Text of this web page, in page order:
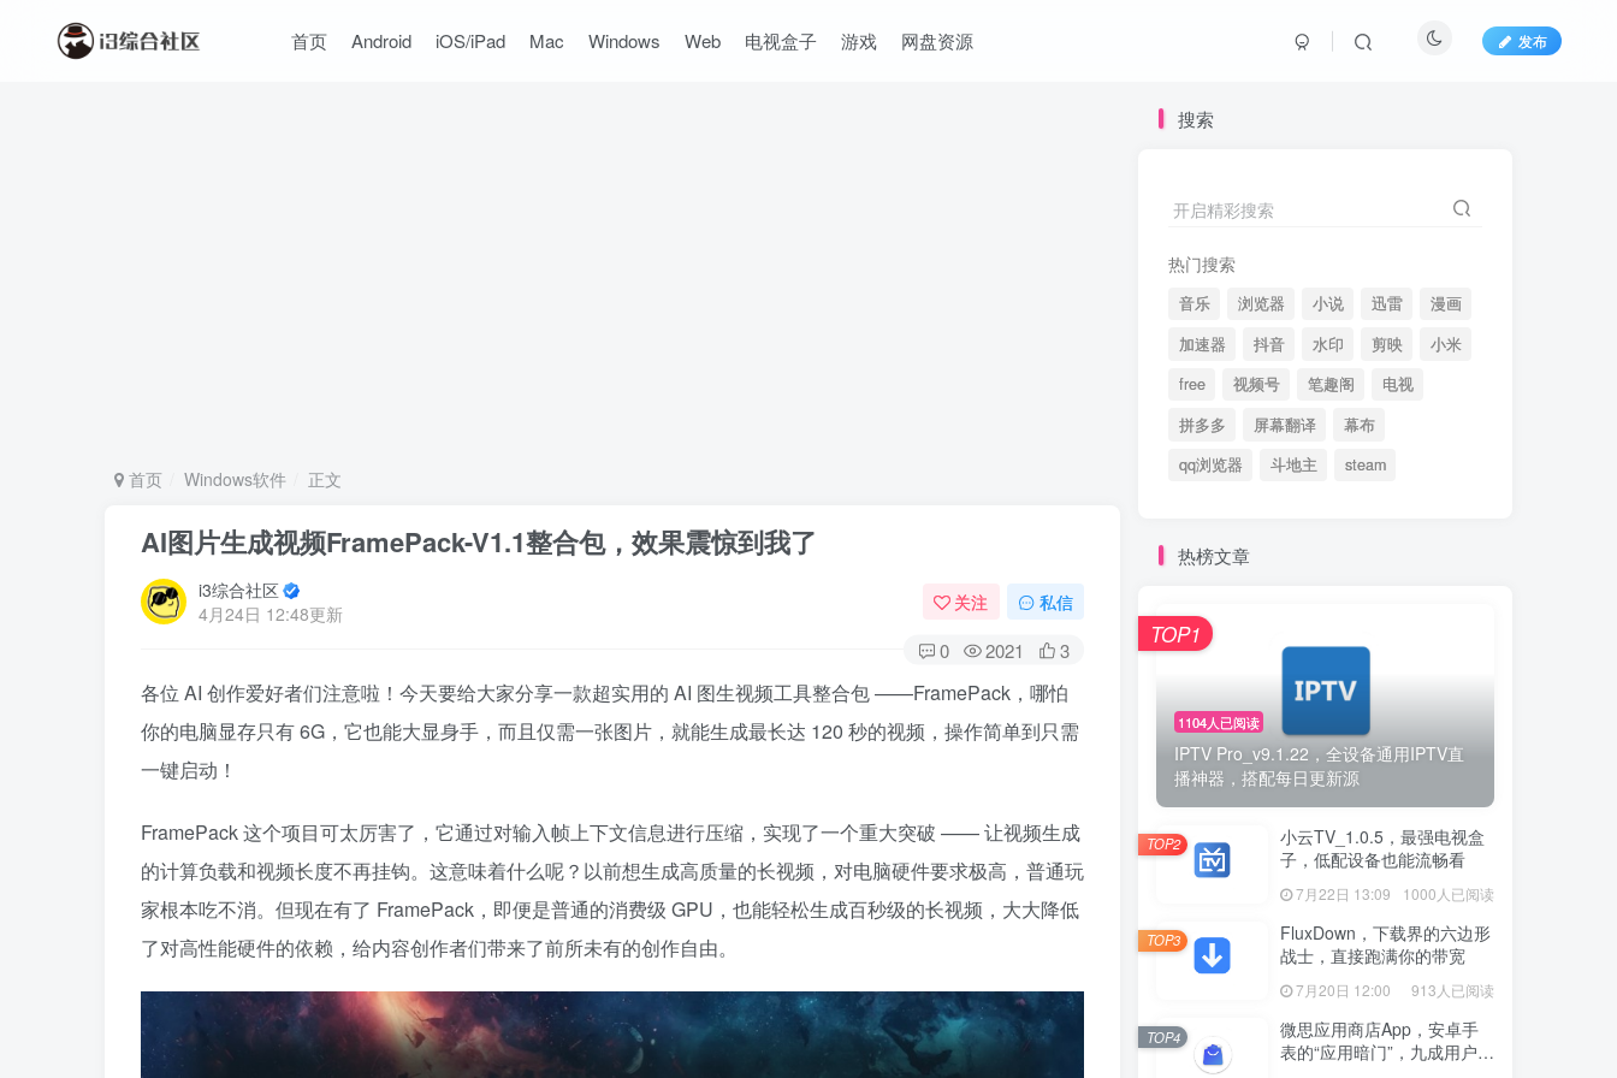
首页 Android iOS/iPad Mac Windows Web 电视盒子 游戏 网盘资源 发布
首页 Windows软件 正文
AI图片生成视频FramePack-V1.1整合包，效果震惊到我了
i3综合社区
4月24日 12:48更新
关注 私信
0 2021 3
各位 AI 创作爱好者们注意啦！今天要给大家分享一款超实用的 AI 图生视频工具整合包 ——FramePack，哪怕
你的电脑显存只有 6G，它也能大显身手，而且仅需一张图片，就能生成最长达 120 秒的视频，操作简单到只需
一键启动！
FramePack 这个项目可太厉害了，它通过对输入帧上下文信息进行压缩，实现了一个重大突破 —— 让视频生成
的计算负载和视频长度不再挂钩。这意味着什么呢？以前想生成高质量的长视频，对电脑硬件要求极高，普通玩
家根本吃不消。但现在有了 FramePack，即便是普通的消费级 GPU，也能轻松生成百秒级的长视频，大大降低
了对高性能硬件的依赖，给内容创作者们带来了前所未有的创作自由。
搜索
开启精彩搜索
热门搜索
音乐 浏览器 小说 迅雷
漫画
加速器
抖音 水印 剪映
小米
free
视频号 笔趣阁
电视
拼多多
屏幕翻译
幕布
qq浏览器
斗地主 steam
热榜文章
1104人已阅读
IPTV Pro_v9.1.22，全设备通用IPTV直
播神器，搭配每日更新源
TOP1
小云TV_1.0.5，最强电视盒
子，低配设备也能流畅看
7月22日 13:09 1000人已阅读
TOP2
FluxDown，下载界的六边形
战士，直接跑满你的带宽
7月20日 12:00 913人已阅读
TOP3
微思应用商店App，安卓手
表的“应用暗门”，九成用户还
TOP4